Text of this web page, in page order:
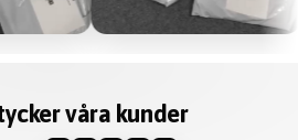
våra kunder